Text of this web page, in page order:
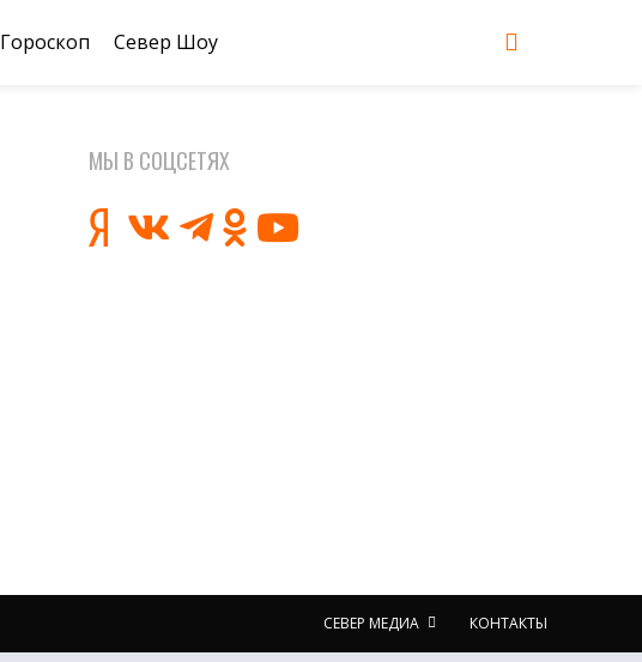
Гороскоп Север Шоу
МЫ В СОЦСЕТЯХ
СЕВЕР МЕДИА КОНТАКТЫ